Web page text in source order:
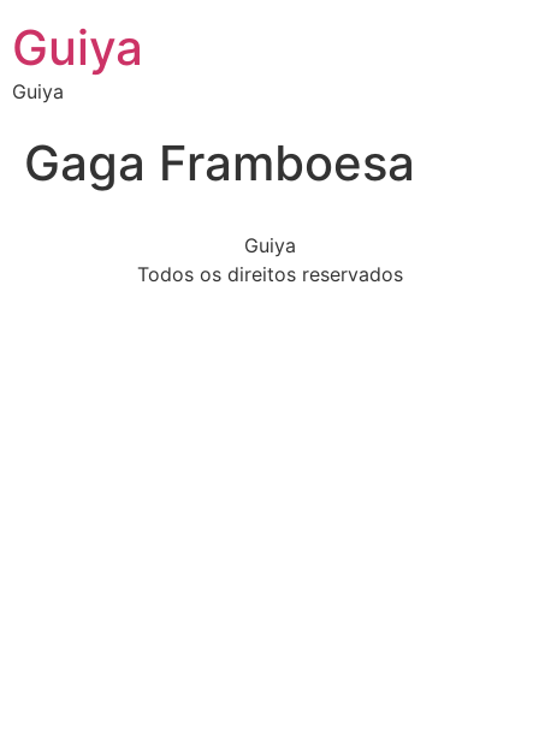
Guiya
Guiya
Gaga Framboesa
Guiya
Todos os direitos reservados